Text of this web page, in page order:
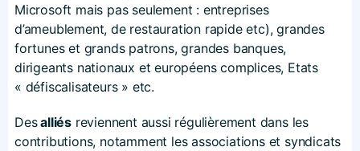
Microsoft mais pas seulement : entreprises
d’ameublement, de restauration rapide etc), grandes
fortunes et grands patrons, grandes banques,
dirigeants nationaux et européens complices, Etats
« défiscalisateurs » etc.
Desalliés reviennent aussi régulièrement dans les
contributions, notamment les associations et syndicats